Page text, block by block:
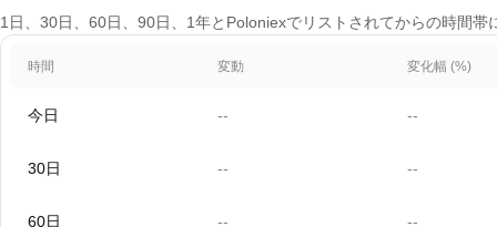
1日、30日、60日、90日、1年とPoloniexでリストされてからの時間
時間 変動 変化幅 (%)
今日 -- --
30日 -- --
60日 -- --